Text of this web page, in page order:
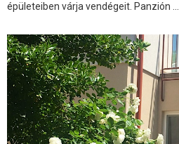
épületeiben várja vendégeit. Panzión ...